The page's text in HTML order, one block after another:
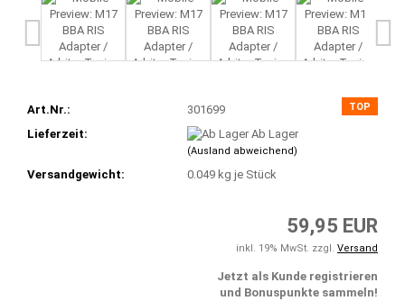
TOP
Art.Nr.:
301699
Lieferzeit:
Ab Lager
(Ausland abweichend)
Versandgewicht: 0.049kg je Stück
59,95 EUR
inkl. 19% MwSt. zzgl. Versand
Jetzt als Kunde registrieren
und Bonuspunkte sammeln!